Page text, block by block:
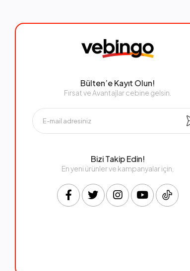
Bülten’e Kayıt Olun!
Fırsat ve Avantajlar cebine gelsin.
Bizi Takip Edin!
En yeni ürünler ve kampanyalar için,